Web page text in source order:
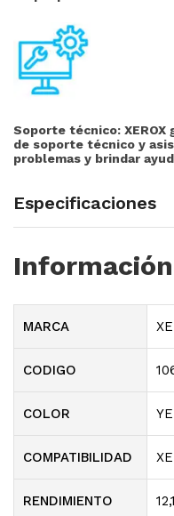
Soporte técnico:
de soporte técnico y
problemas y brindar
Especificaciones
MARCA
CODIGO
COLOR
COMPATIBILIDAD
RENDIMIENTO